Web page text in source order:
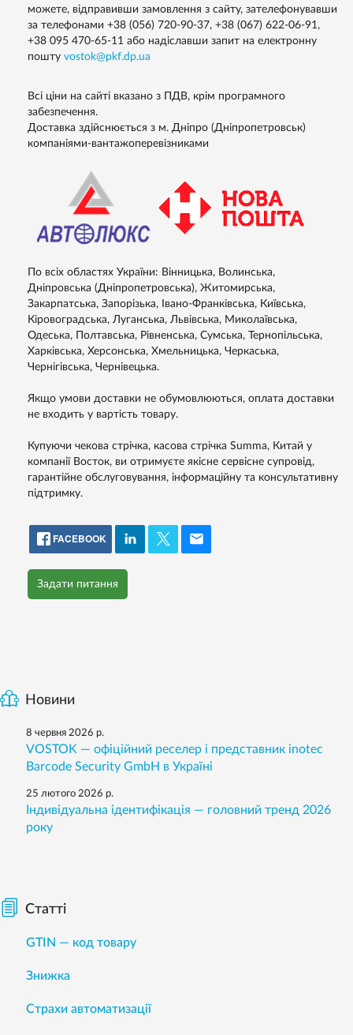
можете, відправивши замовлення з сайту, зателефонувавши
за телефонами +38 (056) 720-90-37, +38 (067) 622-06-91,
+38 095 470-65-11 або надіславши запит на електронну
пошту vostok@pkf.dp.ua
Всі ціни на сайті вказано з ПДВ, крім програмного
забезпечення.
Доставка здійснюється з м. Дніпро (Дніпропетровськ)
компаніями-вантажоперевізниками
По всіх областях України: Вінницька, Волинська,
Дніпровська (Дніпропетровська), Житомирська,
Закарпатська, Запорізька, Івано-Франківська, Київська,
Кіровоградська, Луганська, Львівська, Миколаївська,
Одеська, Полтавська, Рівненська, Сумська, Тернопільська,
Харківська, Херсонська, Хмельницька, Черкаська,
Чернігівська, Чернівецька.
Якщо умови доставки не обумовлюються, оплата доставки
не входить у вартість товару.
Купуючи чекова стрічка, касова стрічка Summa, Китай у
компанії Восток, ви отримуєте якісне сервісне супровід,
гарантійне обслуговування, інформаційну та консультативну
підтримку.
FACEBOOK
Задати питання
Новини
8 червня 2026 р.
VOSTOK — офіційний реселер і представник inotec
Barcode Security GmbH в Україні
25 лютого 2026 р.
Індивідуальна ідентифікація — головний тренд 2026
року
Статті
GTIN — код товару
Знижка
Страхи автоматизації